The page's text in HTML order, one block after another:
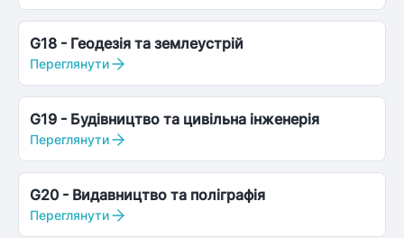
G18 - Геодезія та землеустрій
Переглянути
G19 - Будівництво та цивільна інженерія
Переглянути
G20 - Видавництво та поліграфія
Переглянути